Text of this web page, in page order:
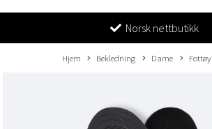
Norsk nettbutikk
Hjem Bekledning Dame Fottøy